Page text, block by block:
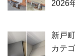
2026
新戸
カテ